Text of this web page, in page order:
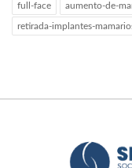
full-face aumento-de-
retirada-implantes-